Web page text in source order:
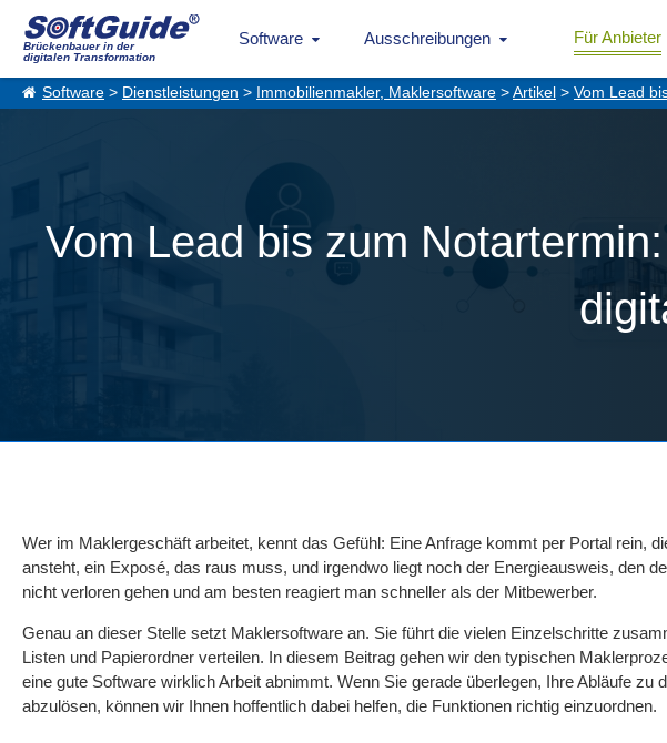
Brückenbauer in der
digitalen Transformation
Software Ausschreibungen Für Anbieter
Software > Dienstleistungen > Immobilienmakler, Maklersoftware > Artikel > Vom Lead
Vom Lead bis zum
Wer im Maklergeschäft arbeitet, kennt das Gefühl: Eine Anfrage kommt per Portal rein,
ansteht, ein Exposé, das raus muss, und irgendwo liegt noch der Energieausweis, den
nicht verloren gehen und am besten reagiert man schneller als der Mitbewerber.
Genau an dieser Stelle setzt Maklersoftware an. Sie führt die vielen Einzelschritte
Listen und Papierordner verteilen. In diesem Beitrag gehen wir den typischen
eine gute Software wirklich Arbeit abnimmt. Wenn Sie gerade überlegen, Ihre Abläufe
abzulösen, können wir Ihnen hoffentlich dabei helfen, die Funktionen richtig einzuordnen.